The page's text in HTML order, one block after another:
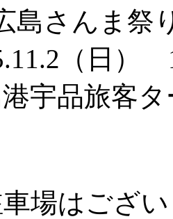
島さんま祭
（日）
宇品旅客
場はござ